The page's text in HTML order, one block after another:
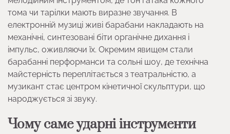
тома чи тарілки мають виразне звучання. В
електронній музиці живі барабани накладають на
механічні, синтезовані біти органічне дихання і
імпульс, оживляючи їх. Окремим явищем стали
барабанні перформанси та сольні шоу, де технічна
майстерність переплітається з театральністю, а
музикант стає центром кінетичної скульптури, що
народжується зі звуку.
Чому саме ударні інструменти